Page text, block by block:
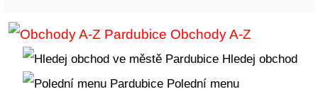
Obchody A-Z
Hledej obchod
Polední menu